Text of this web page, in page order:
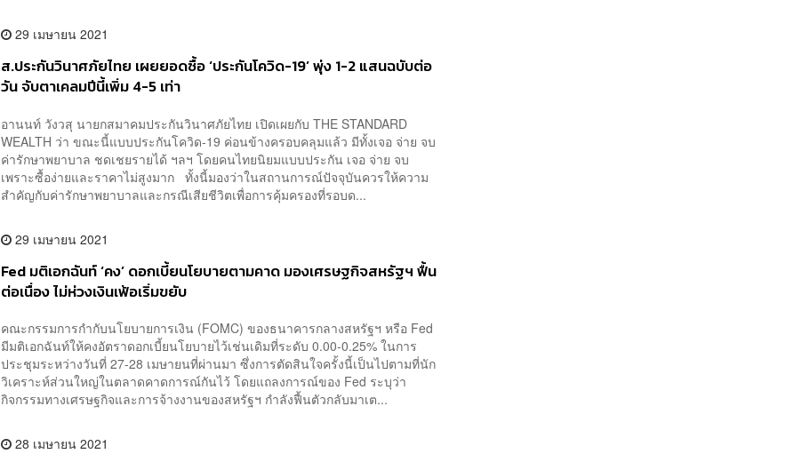
29 เมษายน 2021
ส.ประกันวินาศภัยไทย เผยยอดซื้อ ‘ประกันโควิด-19’ พุ่ง 1-2 แสนฉบับต่อ
วัน จับตาเคลมปีนี้เพิ่ม 4-5 เท่า
อานนท์ วังวสุ นายกสมาคมประกันวินาศภัยไทย เปิดเผยกับ THE STANDARD
WEALTH ว่า ขณะนี้แบบประกันโควิด-19 ค่อนข้างครอบคลุมแล้ว มีทั้งเจอ จ่าย จบ
ค่ารักษาพยาบาล ชดเชยรายได้ ฯลฯ โดยคนไทยนิยมแบบประกัน เจอ จ่าย จบ
เพราะซื้อง่ายและราคาไม่สูงมาก ทั้งนี้มองว่าในสถานการณ์ปัจจุบันควรให้ความ
สำคัญกับค่ารักษาพยาบาลและกรณีเสียชีวิตเพื่อการคุ้มครองที่รอบด...
29 เมษายน 2021
Fed มติเอกฉันท์ ‘คง’ ดอกเบี้ยนโยบายตามคาด มองเศรษฐกิจสหรัฐฯ ฟื้น
ต่อเนื่อง ไม่ห่วงเงินเฟ้อเริ่มขยับ
คณะกรรมการกำกับนโยบายการเงิน (FOMC) ของธนาคารกลางสหรัฐฯ หรือ Fed
มีมติเอกฉันท์ให้คงอัตราดอกเบี้ยนโยบายไว้เช่นเดิมที่ระดับ 0.00-0.25% ในการ
ประชุมระหว่างวันที่ 27-28 เมษายนที่ผ่านมา ซึ่งการตัดสินใจครั้งนี้เป็นไปตามที่นัก
วิเคราะห์ส่วนใหญ่ในตลาดคาดการณ์กันไว้ โดยแถลงการณ์ของ Fed ระบุว่า
กิจกรรมทางเศรษฐกิจและการจ้างงานของสหรัฐฯ กำลังฟื้นตัวกลับมาเต...
28 เมษายน 2021